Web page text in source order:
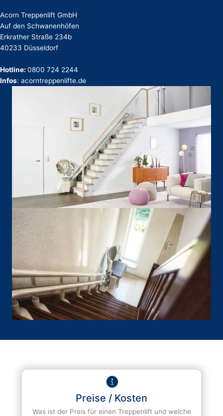
Acorn Treppenlift GmbH
Auf den Schwanenhöfen
Erkrather Straße 234b
40233 Düsseldorf
Hotline: 0800 724 2244
Infos: acorntreppenlifte.de
Preise / Kosten
Was ist der Preis für einen Treppenlift und welche